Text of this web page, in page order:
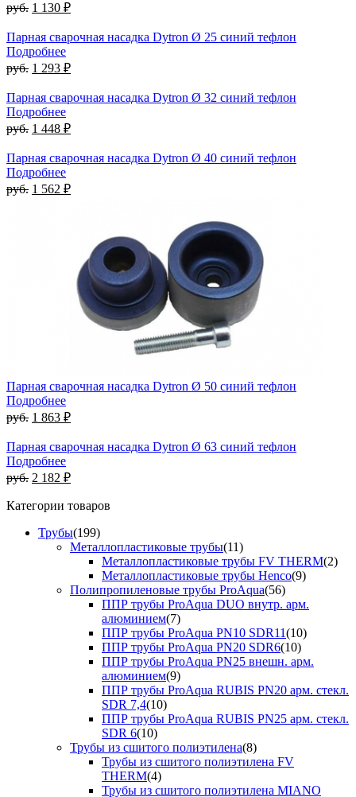
руб. 1 130 ₽
Парная сварочная насадка Dytron Ø 25 синий тефлон
Подробнее
руб. 1 293 ₽
Парная сварочная насадка Dytron Ø 32 синий тефлон
Подробнее
руб. 1 448 ₽
Парная сварочная насадка Dytron Ø 40 синий тефлон
Подробнее
руб. 1 562 ₽
Парная сварочная насадка Dytron Ø 50 синий тефлон
Подробнее
руб. 1 863 ₽
Парная сварочная насадка Dytron Ø 63 синий тефлон
Подробнее
руб. 2 182 ₽
Категории товаров
Трубы(199)
Металлопластиковые трубы(11)
Металлопластиковые трубы FV THERM(2)
Металлопластиковые трубы Henco(9)
Полипропиленовые трубы ProAqua(56)
ППР трубы ProAqua DUO внутр. арм.
алюминием(7)
ППР трубы ProAqua PN10 SDR11(10)
ППР трубы ProAqua PN20 SDR6(10)
ППР трубы ProAqua PN25 внешн. арм.
алюминием(9)
ППР трубы ProAqua RUBIS PN20 арм. стекл.
SDR 7,4(10)
ППР трубы ProAqua RUBIS PN25 арм. стекл.
SDR 6(10)
Трубы из сшитого полиэтилена(8)
Трубы из сшитого полиэтилена FV
THERM(4)
Трубы из сшитого полиэтилена MIANO